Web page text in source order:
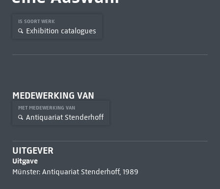
IS SOORT WERK
Exhibition catalogues
MEDEWERKING VAN
MET MEDEWERKING VAN
Antiquariat Stenderhoff
UITGEVER
Uitgave
Münster: Antiquariat Stenderhoff, 1989